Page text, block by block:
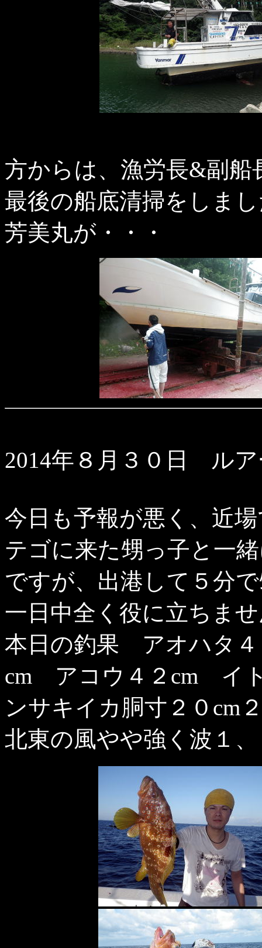
方からは、漁労長&副
最後の船底清掃をしま
芳美丸が・・・
2014年８月３０日 ルア
今日も予報が悪く、近
テゴに来た甥っ子と一
ですが、出港して５分
一日中全く役に立ちま
本日の釣果 アオハタ
cm アコウ４２cm イ
ンサキイカ胴寸２０cm
北東の風やや強く波１